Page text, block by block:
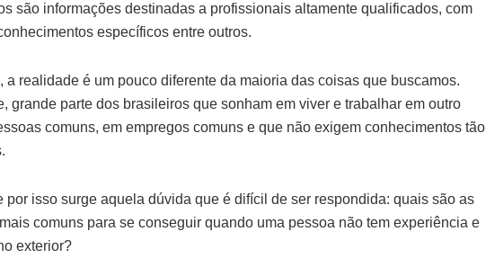
são informações destinadas a profissionais altamente qualificados, com
específicos entre outros.
a realidade é um pouco diferente da maioria das coisas que buscamos.
grande parte dos brasileiros que sonham em viver e trabalhar em outro
comuns, em empregos comuns e que não exigem conhecimentos tão
por isso surge aquela dúvida que é difícil de ser respondida: quais são as
comuns para se conseguir quando uma pessoa não tem experiência e
exterior?